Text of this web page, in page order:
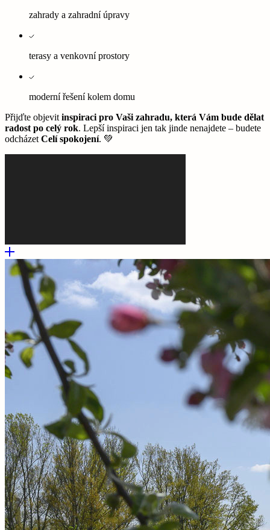
zahrady a zahradní úpravy
terasy a venkovní prostory
moderní řešení kolem domu
Přijďte objevit inspiraci pro Vaši zahradu, která Vám bude dělat
radost po celý rok. Lepší inspiraci jen tak jinde nenajdete – budete
odcházet Celí spokojení. 💚